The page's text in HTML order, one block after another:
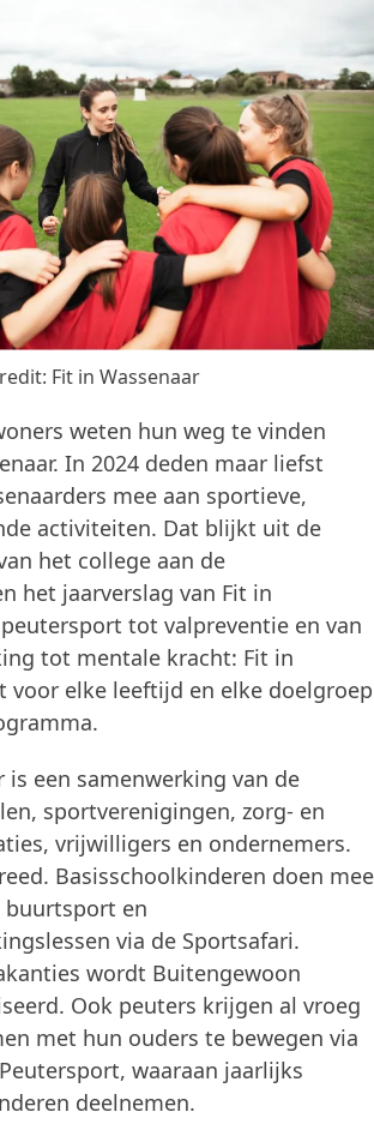
Fit in Wassenaar
weten hun weg te vinden
In 2024 deden maar liefst
mee aan sportieve,
activiteiten. Dat blijkt uit de
het college aan de
het jaarverslag van Fit in
peutersport tot valpreventie en van
tot mentale kracht: Fit in
voor elke leeftijd en elke doelgroep
is een samenwerking van de
sportverenigingen, zorg- en
vrijwilligers en ondernemers.
Basisschoolkinderen doen mee
buurtsport en
via de Sportsafari.
wordt Buitengewoon
Ook peuters krijgen al vroeg
met hun ouders te bewegen via
waaraan jaarlijks
deelnemen.